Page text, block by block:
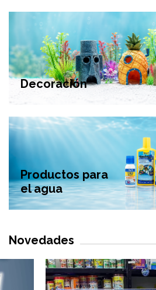
Decoración
Productos para
el agua
Novedades